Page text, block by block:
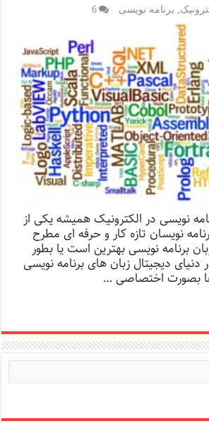
برنامه نویسی 6
نویسی در الکترونیک همیشه یکی از
نویسان تازه کار و حرفه ای مطرح
برنامه نویسی بهترین است یا بطور
دیجیتال زبان های برنامه نویسی
بصورت اختصاصی …